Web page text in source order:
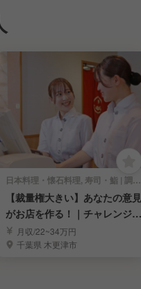
日本料理・懐石料理, 寿司・鮨 | 調理見習い・調理補助
【裁量権大きい】あなたの意見
がお店を作る！｜チャレンジを
応援する環境
月収/22~34万円
千葉県 木更津市